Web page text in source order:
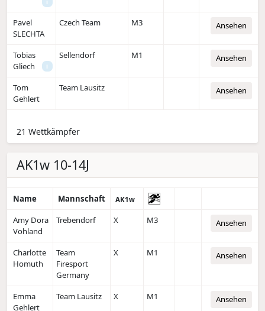
i
Pavel
SLECHTA
Czech Team M3 Ansehen
Tobias
Gliech
i
Sellendorf M1 Ansehen
Tom
Gehlert
Team Lausitz Ansehen
21 Wettkämpfer
AK1w 10-14J
Name Mannschaft AK1w
Amy Dora
Vohland
Trebendorf X M3 Ansehen
Charlotte
Homuth
Team
Firesport
Germany
X M1 Ansehen
Emma
Gehlert
Team Lausitz X M1 Ansehen